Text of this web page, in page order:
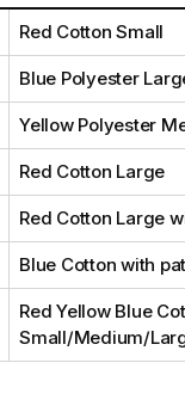
Red Cotton Small
Blue Polyester
Yellow Polyester
Red Cotton Large
Red Cotton Large
Blue Cotton with
Red Yellow Blue
Small/Medium/